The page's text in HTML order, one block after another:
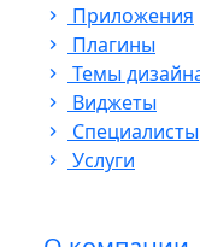
Приложения
Плагины
Темы
Виджеты
Cпециалисты
Услуги